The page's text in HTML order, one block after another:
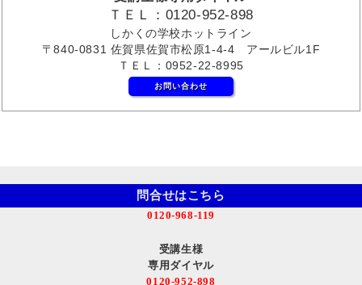
ＴＥＬ：0120-952-898
しかくの学校ホットライン
〒840-0831 佐賀県佐賀市松原1-4-4 アールビル1F
ＴＥＬ：0952-22-8995
お問い合わせ
問合せはこちら
0120-968-119
受講生様
専用ダイヤル
0120-952-898